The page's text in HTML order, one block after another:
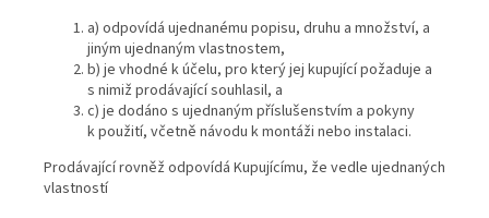
a) odpovídá ujednanému popisu, druhu a množství, a
jiným ujednaným vlastnostem,
b) je vhodné k účelu, pro který jej kupující požaduje a
s nimiž prodávající souhlasil, a
c) je dodáno s ujednaným příslušenstvím a pokyny
k použití, včetně návodu k montáži nebo instalaci.
Prodávající rovněž odpovídá Kupujícímu, že vedle ujednaných
vlastností